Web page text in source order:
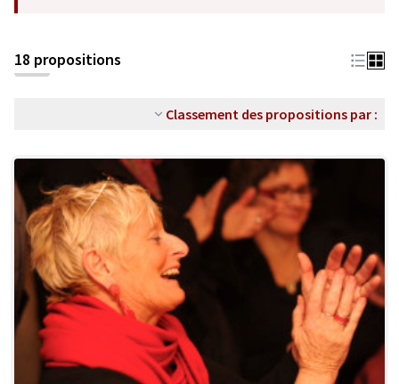
18 propositions
Classement des propositions par :